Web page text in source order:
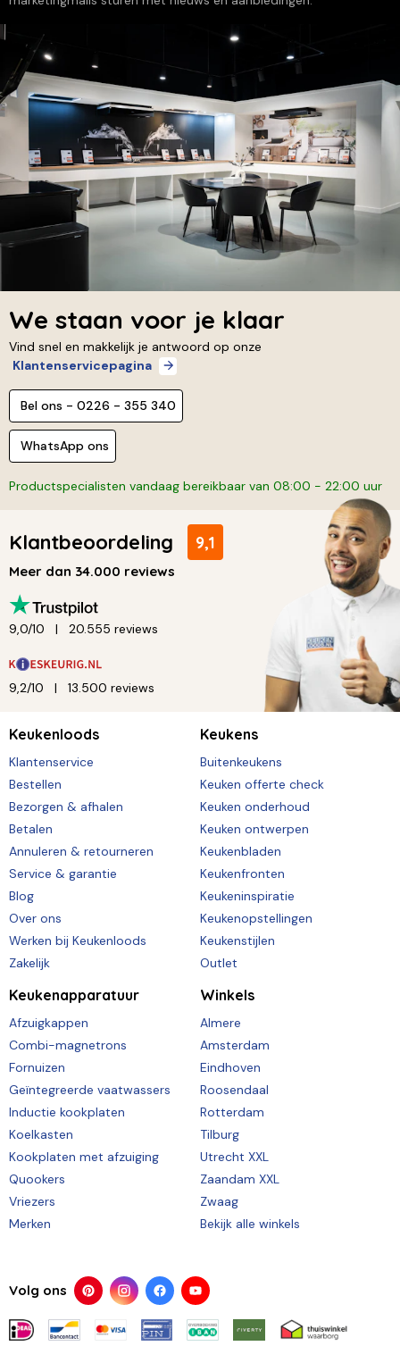
We staan voor je klaar
Vind snel en makkelijk je antwoord op onze
Klantenservicepagina
Bel ons - 0226 - 355 340
WhatsApp ons
Productspecialisten vandaag bereikbaar van 08:00 - 22:00 uur
Klantbeoordeling 9,1
Meer dan 34.000 reviews
9,0/10 20.555 reviews
9,2/10 13.500 reviews
Keukenloods
Klantenservice
Bestellen
Bezorgen & afhalen
Betalen
Annuleren & retourneren
Service & garantie
Blog
Over ons
Werken bij Keukenloods
Zakelijk
Keukens
Buitenkeukens
Keuken offerte check
Keuken onderhoud
Keuken ontwerpen
Keukenbladen
Keukenfronten
Keukeninspiratie
Keukenopstellingen
Keukenstijlen
Outlet
Keukenapparatuur
Afzuigkappen
Combi-magnetrons
Fornuizen
Geïntegreerde vaatwassers
Inductie kookplaten
Koelkasten
Kookplaten met afzuiging
Quookers
Vriezers
Merken
Winkels
Almere
Amsterdam
Eindhoven
Roosendaal
Rotterdam
Tilburg
Utrecht XXL
Zaandam XXL
Zwaag
Bekijk alle winkels
Volg ons